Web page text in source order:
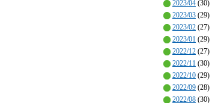
2023/04 (30)
2023/03 (29)
2023/02 (27)
2023/01 (29)
2022/12 (27)
2022/11 (30)
2022/10 (29)
2022/09 (28)
2022/08 (30)